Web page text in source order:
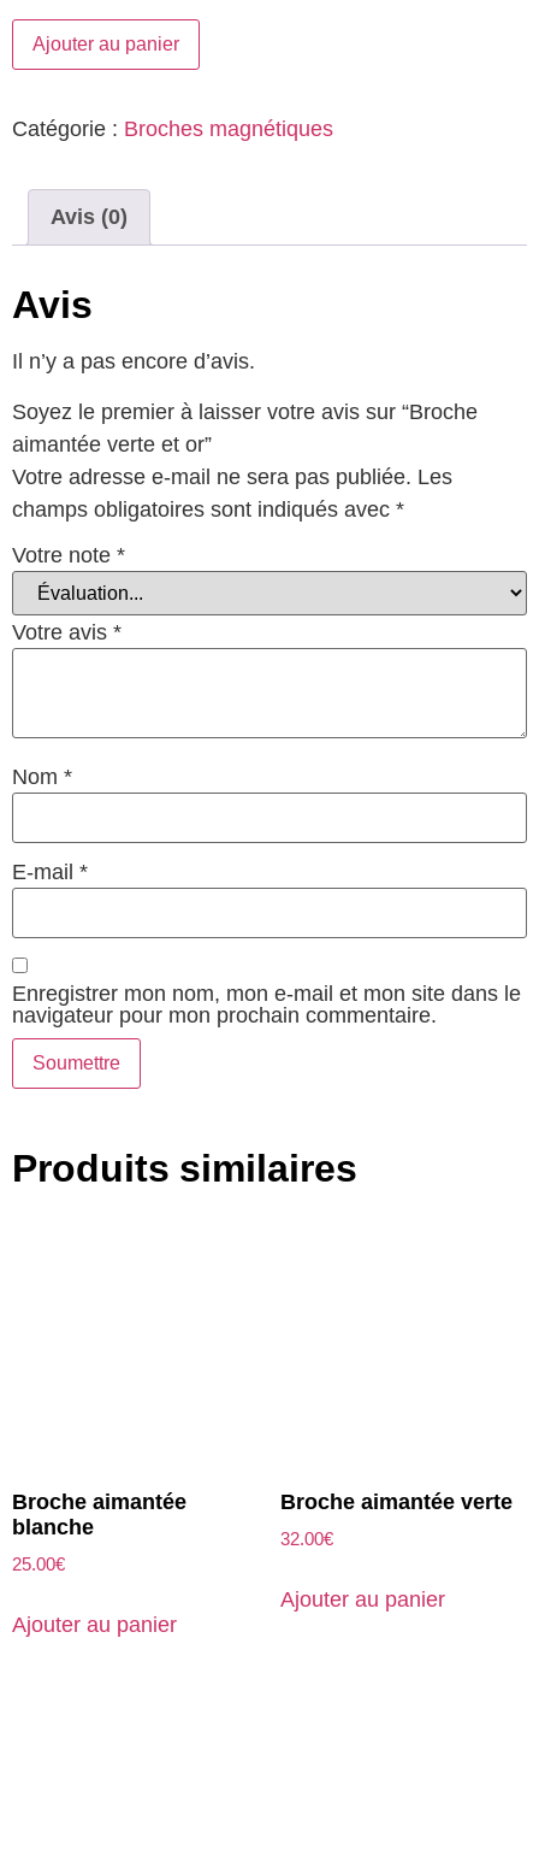
Ajouter au panier
Catégorie : Broches magnétiques
Avis (0)
Avis
Il n’y a pas encore d’avis.
Soyez le premier à laisser votre avis sur “Broche
aimantée verte et or”
Votre adresse e-mail ne sera pas publiée. Les
champs obligatoires sont indiqués avec *
Votre note *
Votre avis *
Nom *
E-mail *
Enregistrer mon nom, mon e-mail et mon site dans le
navigateur pour mon prochain commentaire.
Produits similaires
Broche aimantée
blanche
25.00€
Ajouter au panier
Broche aimantée verte
32.00€
Ajouter au panier